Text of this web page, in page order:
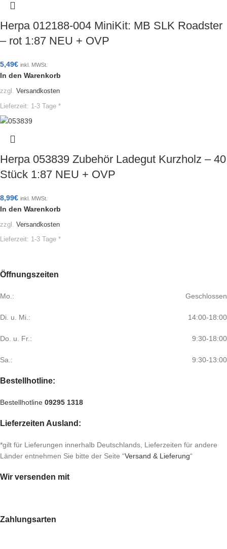
Herpa 012188-004 MiniKit: MB SLK Roadster
– rot 1:87 NEU + OVP
5,49€ inkl. MWSt.
In den Warenkorb
zzgl. Versandkosten
Lieferzeit: 1-3 Tage *
Herpa 053839 Zubehör Ladegut Kurzholz – 40
Stück 1:87 NEU + OVP
8,99€ inkl. MWSt.
In den Warenkorb
zzgl. Versandkosten
Lieferzeit: 1-3 Tage *
Öffnungszeiten
Mo.: Geschlossen
Di. u. Mi.: 14:00-18:00
Do. u. Fr.: 9:30-18:00
Sa.: 9:30-13:00
Bestellhotline:
Bestellhotline 09295 1318
Lieferzeiten Ausland:
*gilt für Lieferungen innerhalb Deutschlands, Lieferzeiten für andere
Länder entnehmen Sie bitte der Seite “Versand & Lieferung“
Wir versenden mit
Zahlungsarten